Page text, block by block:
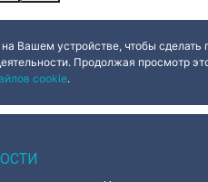
Вашем устройстве, чтобы
Продолжая просмотр
cookie.